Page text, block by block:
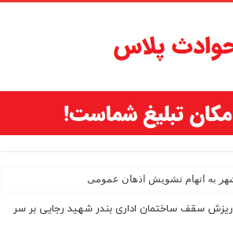
ریزش سقف ساختمان اداری بندر شهید رجایی بر سر